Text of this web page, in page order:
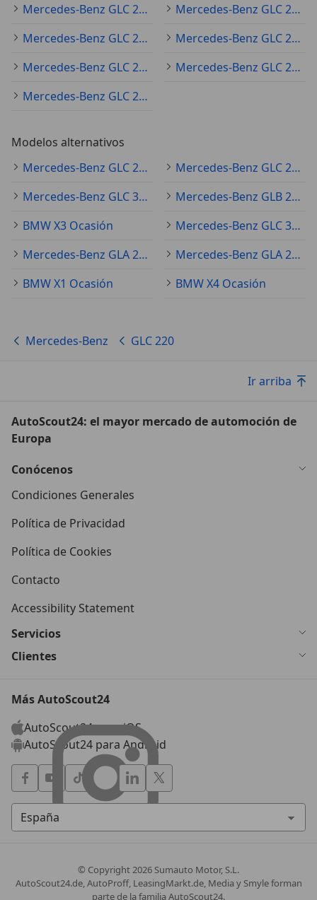
Mercedes-Benz GLC 220 2018
Mercedes-Benz GLC 220 2023
Mercedes-Benz GLC 220 2025
Mercedes-Benz GLC 220 2017
Mercedes-Benz GLC 220 2016
Mercedes-Benz GLC 220 2024
Mercedes-Benz GLC 220 2015
Modelos alternativos
Mercedes-Benz GLC 250 Ocasión
Mercedes-Benz GLC 200 Ocasión
Mercedes-Benz GLC 300 Ocasión
Mercedes-Benz GLB 200 Ocasión
BMW X3 Ocasión
Mercedes-Benz GLC 350 Ocasión
Mercedes-Benz GLA 200 Ocasión
Mercedes-Benz GLA 250 Ocasión
BMW X1 Ocasión
BMW X4 Ocasión
Mercedes-Benz GLC 220
Ir arriba
AutoScout24: el mayor mercado de automoción de
Europa
Conócenos
Condiciones Generales
Política de Privacidad
Política de Cookies
Contacto
Accessibility Statement
Servicios
Clientes
Más AutoScout24
AutoScout24 para iOS
AutoScout24 para Android
© Copyright2026 Sumauto Motor, S.L.
AutoScout24.de, AutoProff, LeasingMarkt.de, Media y Smyle forman
parte de la familia AutoScout24.